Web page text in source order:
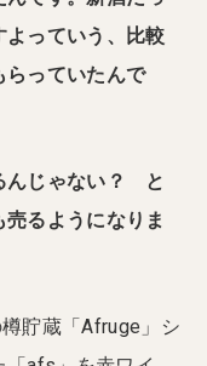
っていう、比較
らっていたんで
んじゃない？ と
るようになりま
貯蔵「Afruge」シ